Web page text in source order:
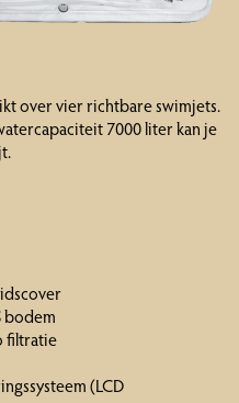
over vier richtbare swimjets.
7000 liter kan je
bodem
filtratie
(LCD